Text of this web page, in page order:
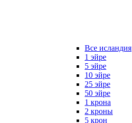
Все исландия
1 эйре
5 эйре
10 эйре
25 эйре
50 эйре
1 крона
2 кроны
5 крон